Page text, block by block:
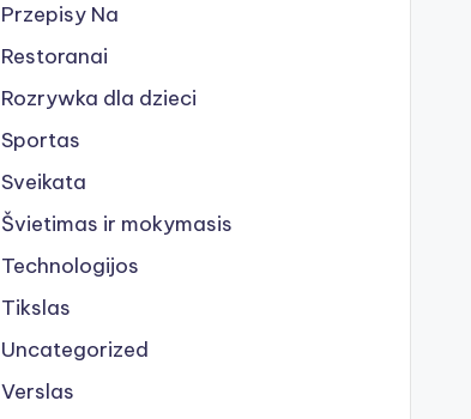
Przepisy Na
Restoranai
Rozrywka dla dzieci
Sportas
Sveikata
Švietimas ir mokymasis
Technologijos
Tikslas
Uncategorized
Verslas